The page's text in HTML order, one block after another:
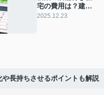
宅の費用は？建築
の流れについても
2025.12.23
長持ちさせるポイントも解説